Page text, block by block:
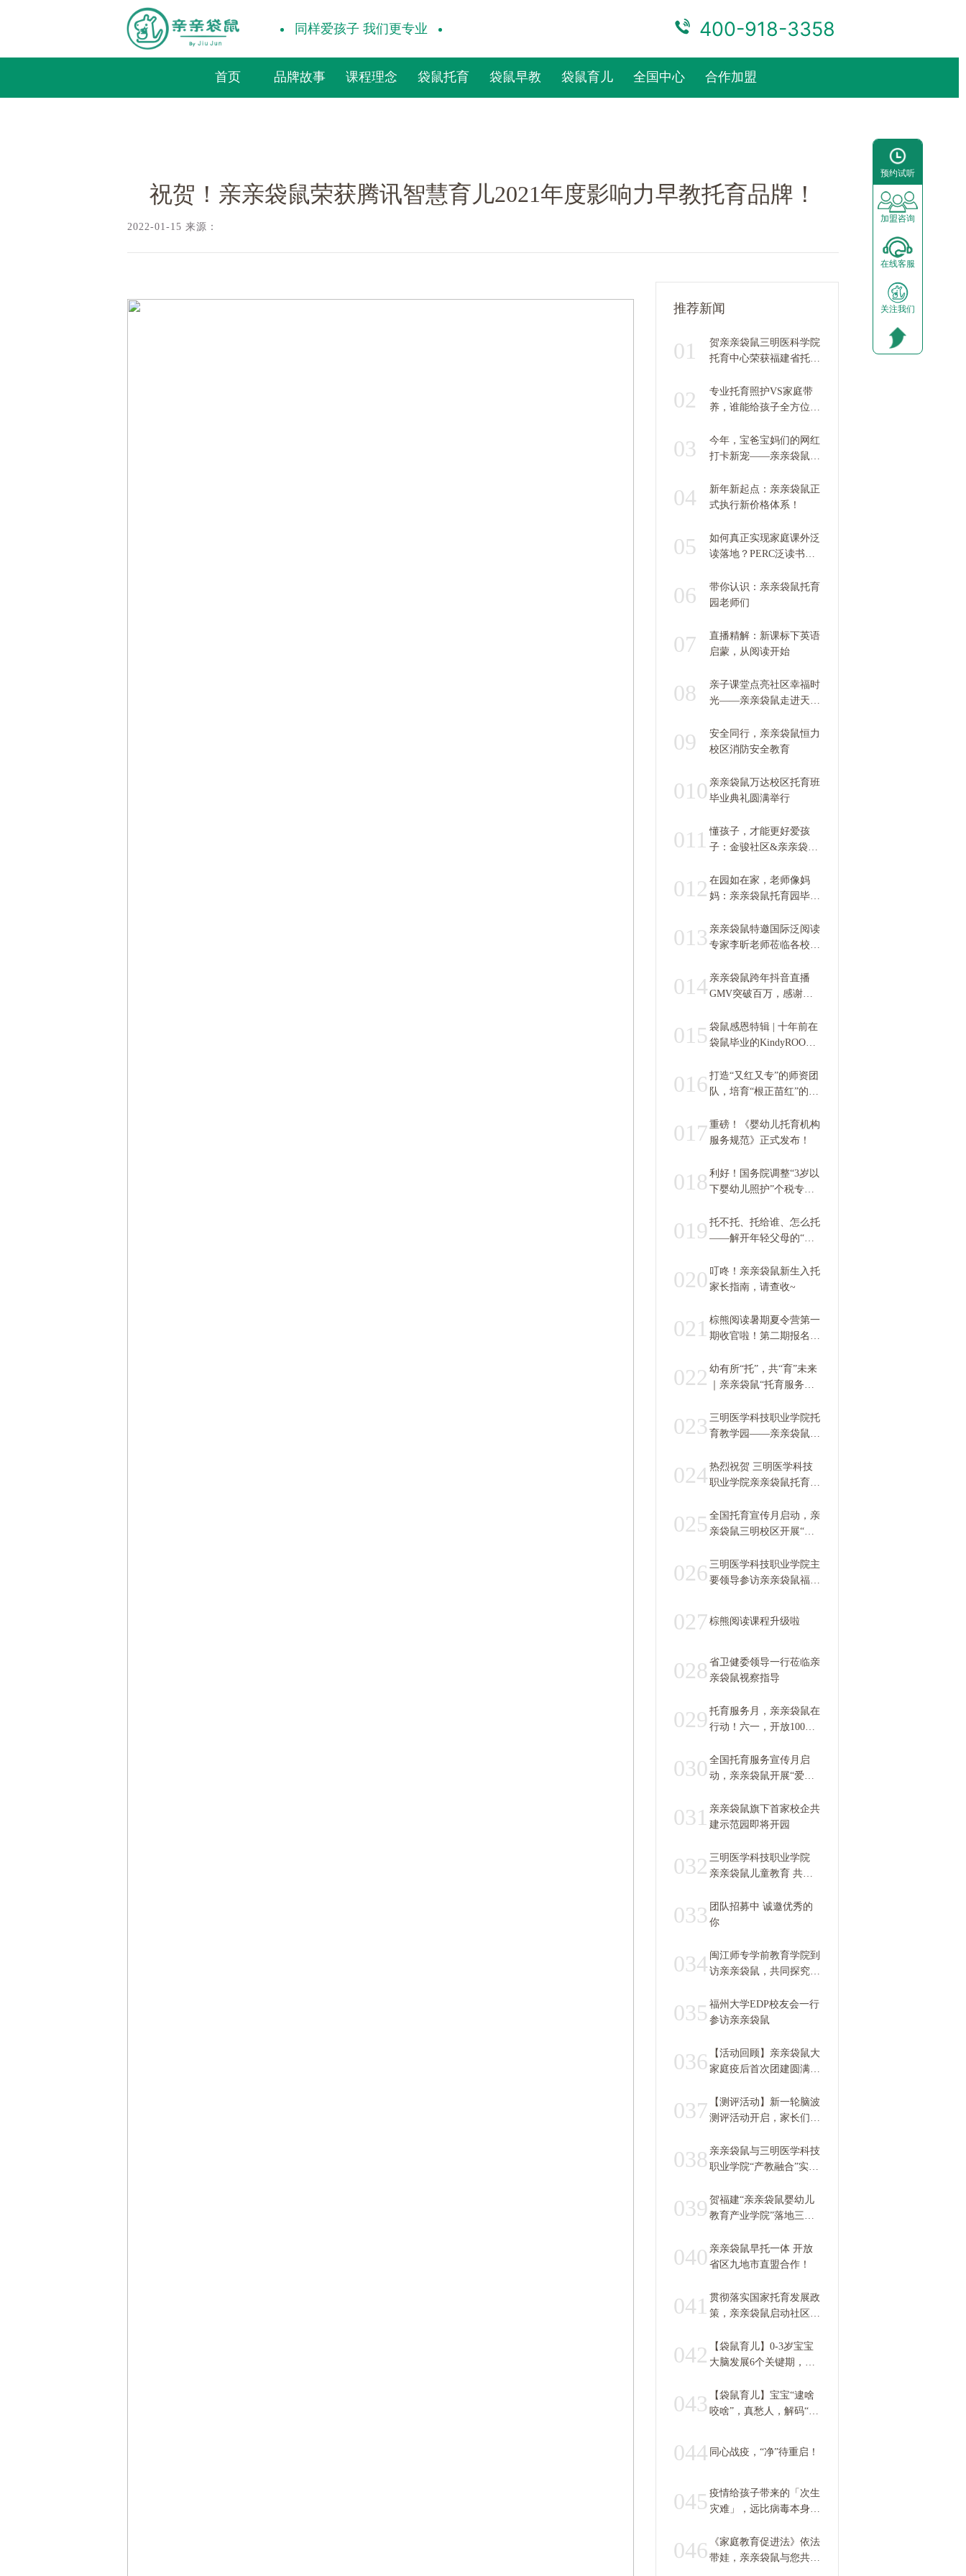
预约试听
加盟咨询
在线客服
关注我们
同样爱孩子 我们更专业 400-918-3358
首页 品牌故事 课程理念 袋鼠托育 袋鼠早教 袋鼠育儿 全国中心 合作加盟
祝贺！亲亲袋鼠荣获腾讯智慧育儿2021年度影响力早教托育品牌！
祝贺！亲亲袋鼠荣获腾讯智慧育儿2021年度影响力早教托育品牌！
2022-01-15 来源：
推荐新闻
01
贺亲亲袋鼠三明医科学院
托育中心荣获福建省托育
02
专业托育照护VS家庭带
养，谁能给孩子全方位成
03
今年，宝爸宝妈们的网红
打卡新宠——亲亲袋鼠一
04
新年新起点：亲亲袋鼠正
式执行新价格体系！
05
如何真正实现家庭课外泛
读落地？PERC泛读书房
06
带你认识：亲亲袋鼠托育
园老师们
07
直播精解：新课标下英语
启蒙，从阅读开始
08
亲子课堂点亮社区幸福时
光——亲亲袋鼠走进天空
09
安全同行，亲亲袋鼠恒力
校区消防安全教育
010 亲亲袋鼠万达校区托育班
毕业典礼圆满举行
011 懂孩子，才能更好爱孩
子：金骏社区&亲亲袋鼠
012 在园如在家，老师像妈
妈：亲亲袋鼠托育园毕业
013 亲亲袋鼠特邀国际泛阅读
专家李昕老师莅临各校区
014 亲亲袋鼠跨年抖音直播
GMV突破百万，感谢袋
持！
015 袋鼠感恩特辑 | 十年前在
袋鼠毕业的KindyROO宝
016 打造“又红又专”的师资团
队，培育“根正苗红”的下
017 重磅！《婴幼儿托育机构
服务规范》正式发布！
018 利好！国务院调整“3岁以
下婴幼儿照护”个税专项
019 托不托、托给谁、怎么托
——解开年轻父母的“托
020 叮咚！亲亲袋鼠新生入托
家长指南，请查收~
021 棕熊阅读暑期夏令营第一
期收官啦！第二期报名中
022 幼有所“托”，共“育”未来
｜亲亲袋鼠“托育服务
023 三明医学科技职业学院托
育教学园——亲亲袋鼠托
锁定名额，孩子成才快人
一步！
024 热烈祝贺 三明医学科技
职业学院亲亲袋鼠托育园
/ 亲亲袋鼠托幼学院 正式
揭牌！
025 全国托育宣传月启动，亲
亲袋鼠三明校区开展“爱
026 三明医学科技职业学院主
要领导参访亲亲袋鼠福州
027 棕熊阅读课程升级啦
028 省卫健委领导一行莅临亲
亲袋鼠视察指导
029 托育服务月，亲亲袋鼠在
行动！六一，开放100个
030 全国托育服务宣传月启
动，亲亲袋鼠开展“爱心
031 亲亲袋鼠旗下首家校企共
建示范园即将开园
032 三明医学科技职业学院
亲亲袋鼠儿童教育 共建
033 团队招募中 诚邀优秀的
你
034 闽江师专学前教育学院到
访亲亲袋鼠，共同探究早
035 福州大学EDP校友会一行
参访亲亲袋鼠
036
【活动回顾】亲亲袋鼠大
家庭疫后首次团建圆满成
037
【测评活动】新一轮脑波
测评活动开启，家长们别
038 亲亲袋鼠与三明医学科技
职业学院“产教融合”实训
039 贺福建“亲亲袋鼠婴幼儿
教育产业学院”落地三明
工筹建
040 亲亲袋鼠早托一体 开放
省区九地市直盟合作！
041 贯彻落实国家托育发展政
策，亲亲袋鼠启动社区托
042
【袋鼠育儿】0-3岁宝宝
大脑发展6个关键期，千
043
【袋鼠育儿】宝宝“逮啥
咬啥”，真愁人，解码“口
044 同心战疫，“净”待重启！
045 疫情给孩子带来的「次生
灾难」，远比病毒本身更
046
《家庭教育促进法》依法
带娃，亲亲袋鼠与您共育